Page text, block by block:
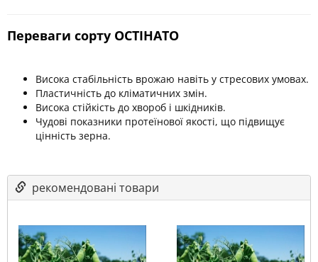
Переваги сорту ОСТІНАТО
Висока стабільність врожаю навіть у стресових умовах.
Пластичність до кліматичних змін.
Висока стійкість до хвороб і шкідників.
Чудові показники протеїнової якості, що підвищує
цінність зерна.
рекомендовані товари